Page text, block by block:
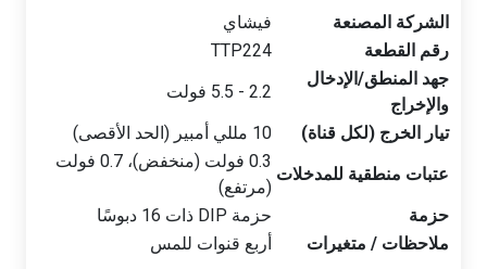
الشركة المصنعة
فيشاي
رقم القطعة
TTP224
جهد المنطق/الإدخال
والإخراج
2.2 - 5.5 فولت
تيار الخرج (لكل قناة)
10 مللي أمبير (الحد الأقصى)
عتبات منطقية للمدخلات
0.3 فولت (منخفض)، 0.7 فولت
(مرتفع)
حزمة
حزمة DIP ذات 16 دبوسًا
ملاحظات / متغيرات
أربع قنوات للمس